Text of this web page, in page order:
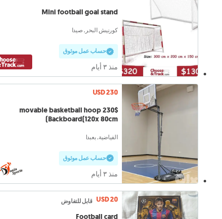
Mini football goal stand
كورنيش البحر, صيدا
حساب عمل موثوق
منذ ٣ أيام
USD 230
230$ movable basketball hoop
Backboard(120x 80cm)
الفياضية, بعبدا
حساب عمل موثوق
منذ ٣ أيام
USD 20 قابل للتفاوض
Football card